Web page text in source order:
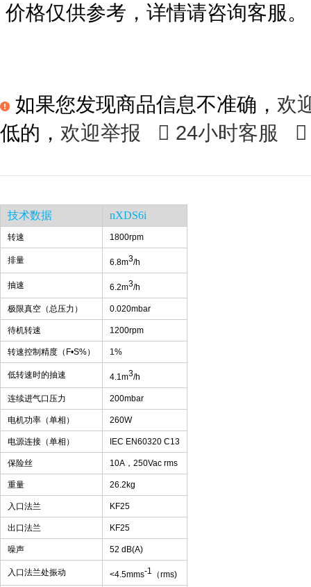
价格仅供参考，详情请咨询客服。
如果您发现商品信息不准确， 欢
低的， 欢迎举报  24小时客服 
技术数据 nXDS6i
转速 1800rpm
排量 6.8m3/h
抽速 6.2m3/h
极限真空（总压力） 0.020mbar
待机转速 1200rpm
转速控制精度（ F•S%） 1%
低转速时的抽速 4.1m3/h
连续进气口压力 200mbar
电机功率（单相） 260W
电源连接（单相） IEC EN60320 C13
保险丝 10A ， 250Vac rms
重量 26.2kg
入口法兰 KF25
出口法兰 KF25
噪声 52 dB(A)
入口法兰处振动 <4.5mms-1 （rms)